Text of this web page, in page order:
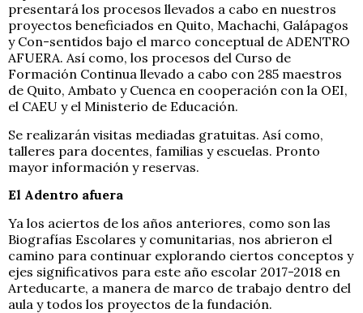
presentará los procesos llevados a cabo en nuestros
proyectos beneficiados en Quito, Machachi, Galápagos
y Con-sentidos bajo el marco conceptual de ADENTRO
AFUERA. Así como, los procesos del Curso de
Formación Continua llevado a cabo con 285 maestros
de Quito, Ambato y Cuenca en cooperación con la OEI,
el CAEU y el Ministerio de Educación.
Se realizarán visitas mediadas gratuitas. Así como,
talleres para docentes, familias y escuelas. Pronto
mayor información y reservas.
El Adentro afuera
Ya los aciertos de los años anteriores, como son las
Biografías Escolares y comunitarias, nos abrieron el
camino para continuar explorando ciertos conceptos y
ejes significativos para este año escolar 2017-2018 en
Arteducarte, a manera de marco de trabajo dentro del
aula y todos los proyectos de la fundación.